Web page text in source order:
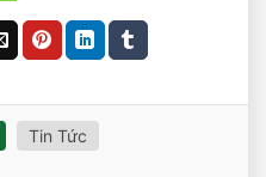
Tin Tức